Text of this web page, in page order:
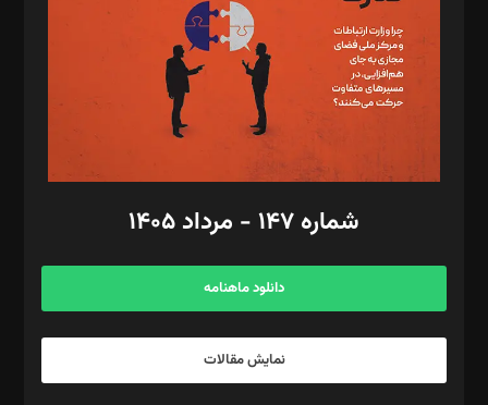
ویرایش: نگار استاد‌‌آقا
طراح یونیفرم: مجید توکلی
فیلمبرداری و عکاسی: امیر شفیعی، مانی لطفی زاده
گرافیک و صفحه‌آرایی: سید‌سبحان‌علی ثابت
مد‌یر توسعه تجاری: کامبیز برید‌
امور مالی: شاپور رهبری، محمد‌ کاظمی‌نیا
آگهی و مشترکین: ۰۹۱۹۹۹۹۰۴۵۴
شماره ۱۴۷ - مرداد ۱۴۰۵
دانلود ماهنامه
نمایش مقالات